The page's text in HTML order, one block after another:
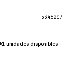
5346207
1 unidades disponibles